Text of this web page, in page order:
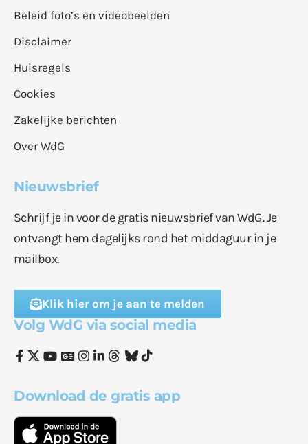
Beleid foto’s en videobeelden
Disclaimer
Huisregels
Cookies
Zakelijke berichten
Over WdG
Nieuwsbrief
Schrijf je in voor de gratis nieuwsbrief van WdG. Je
ontvangt hem dagelijks rond het middaguur in je
mailbox.
Klik hier om je aan te melden
Volg WdG via social media
Download de gratis app